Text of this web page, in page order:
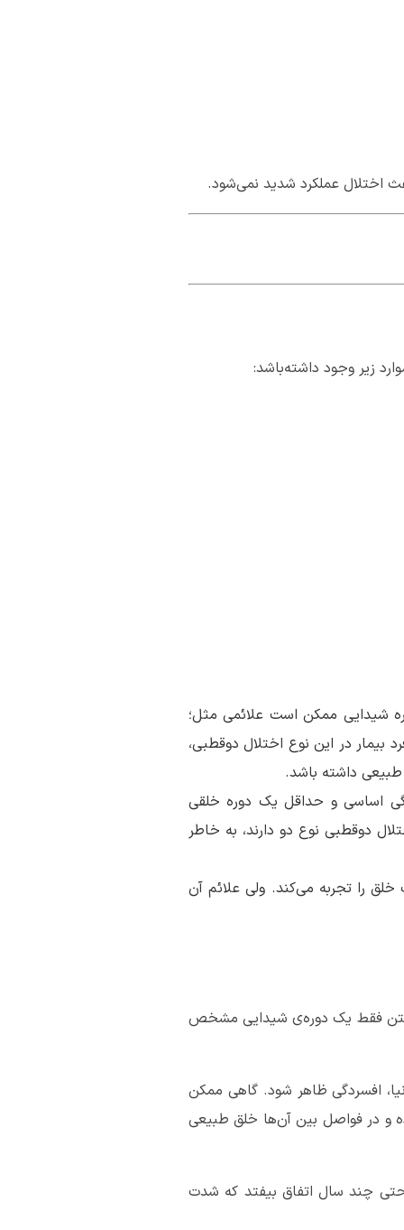
اختلال عملکرد شدید نمی‌شود.
زیر وجود داشته‌باشد:
شیدایی ممکن است علائمی مثل؛
در این نوع اختلال دوقطبی،
طبیعی داشته باشد.
اساسی و حداقل یک دوره خلقی
دوقطبی نوع دو دارند، به خاطر
را تجربه می‌کند. ولی علائم آن
داشتن فقط یک دوره‌ی شیدایی مشخص
افسردگی ظاهر شود. گاهی ممکن
و در فواصل بین آن‌ها خلق طبیعی
حتی چند سال اتفاق بیفتد که شدت